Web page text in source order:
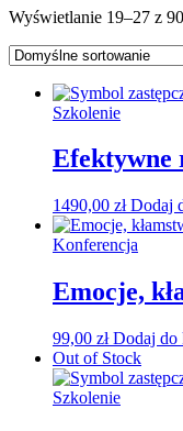
Wyświetlanie 19–27 z
Szkolenie
Efektywne
1490,00 zł Dodaj
Konferencja
Emocje,
99,00 zł Dodaj do
Out of Stock
Szkolenie